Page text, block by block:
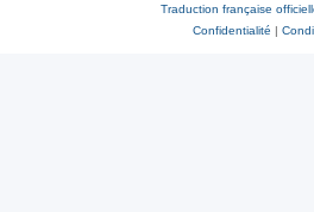
Traduction française
Confidentialité |